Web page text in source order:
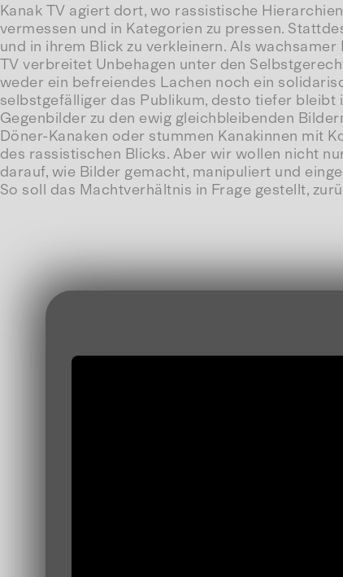
Kanak TV agiert dort, wo rassistische
vermessen und in Kategorien zu pressen.
und in ihrem Blick zu verkleinern. Als
TV verbreitet Unbehagen unter den
weder ein befreiendes Lachen noch ein
selbstgefälliger das Publikum, desto tiefer bleibt
Gegenbilder zu den ewig gleichbleibenden
Döner-Kanaken oder stummen Kanakinnen mit
des rassistischen Blicks. Aber wir wollen nicht
darauf, wie Bilder gemacht, manipuliert und
So soll das Machtverhältnis in Frage gestellt,